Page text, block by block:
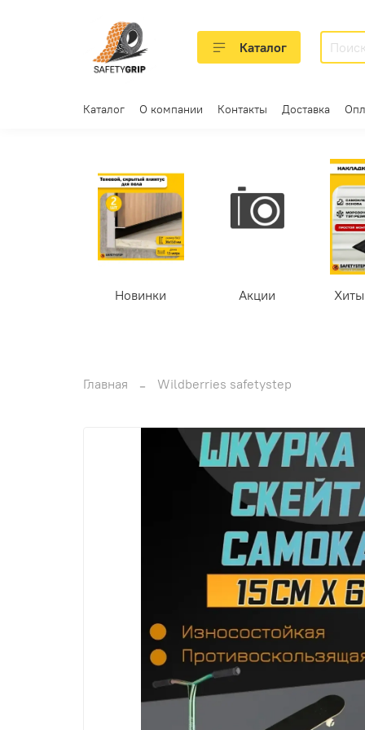
Каталог
Каталог О компании Контакты Доставка
Новинки Акции
Главная Wildberries safetystep